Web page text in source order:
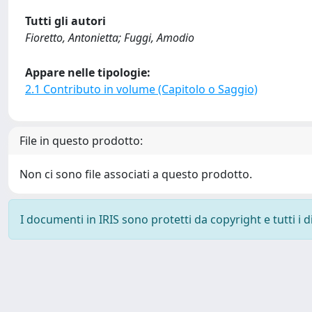
Tutti gli autori
Fioretto, Antonietta; Fuggi, Amodio
Appare nelle tipologie:
2.1 Contributo in volume (Capitolo o Saggio)
File in questo prodotto:
Non ci sono file associati a questo prodotto.
I documenti in IRIS sono protetti da copyright e tutti i